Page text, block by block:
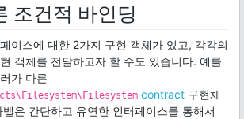
조건적 바인딩
이스에 대한 2가지 구현 객체가 있고, 각각의
객체를 전달하고자 할 수도 있습니다. 예를
가 다른
contract 구현체
은 간단하고 유연한 인터페이스를 통해서